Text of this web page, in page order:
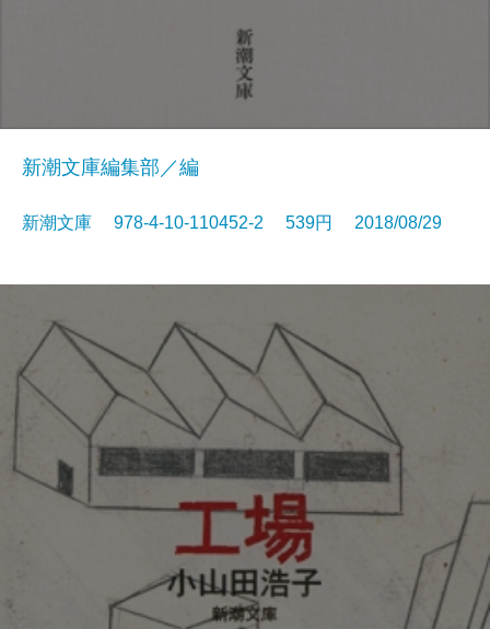
新潮文庫編集部／編
新潮文庫 978-4-10-110452-2 539円 2018/08/29